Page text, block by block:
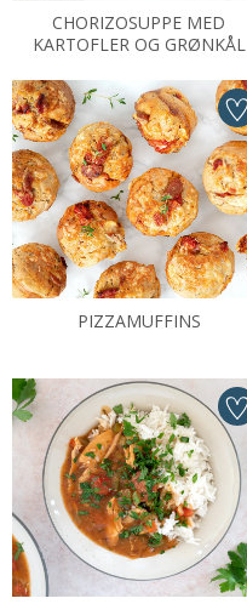
CHORIZOSUPPE MED
KARTOFLER OG GRØNKÅL
PIZZAMUFFINS